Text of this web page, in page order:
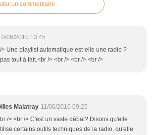
un commentaire
06/2010 13:45
> Une playlist automatique est-elle une radio ?
tout à fait.<br /> <br /> <br /> <br />
Malatray 11/06/2010 09:25
/> <br /> C'est un vaste débat? Disons qu'elle
certains outils techniques de la radio, qu'elle